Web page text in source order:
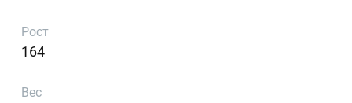
Рост
164
Вес